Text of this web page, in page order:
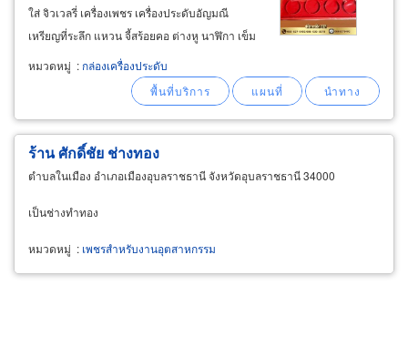
ใส่ จิวเวลรี่ เครื่องเพชร เครื่องประดับอัญมณี
เหรียญที่ระลึก แหวน จี้สร้อยคอ ต่างหู นาฬิกา เข็ม
กลัด พระเครื่อง ตลับใส่พระเครื่อง พร้อมรับพิมพ์
สกรีน หรือ ปักตราสัญลักษณ์ โลโก้ลงบนฝากล่อง
หมวดหมู่ : กล่องเครื่องประดับ
ร้าน ศักดิ์ชัย ช่างทอง
ตำบลในเมือง อำเภอเมืองอุบลราชธานี จังหวัดอุบลราชธานี 34000
เป็นช่างทำทอง
หมวดหมู่ : เพชรสำหรับงานอุตสาหกรรม